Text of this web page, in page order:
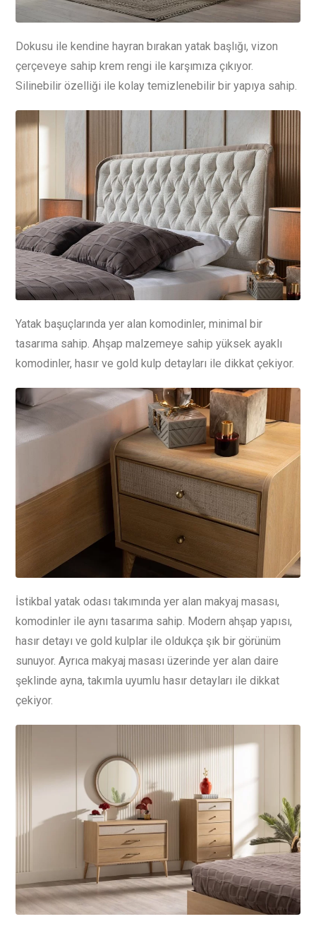
Dokusu ile kendine hayran bırakan yatak başlığı, vizon
çerçeveye sahip krem rengi ile karşımıza çıkıyor.
Silinebilir özelliği ile kolay temizlenebilir bir yapıya sahip.
Yatak başuçlarında yer alan komodinler, minimal bir
tasarıma sahip. Ahşap malzemeye sahip yüksek ayaklı
komodinler, hasır ve gold kulp detayları ile dikkat çekiyor.
İstikbal yatak odası takımında yer alan makyaj masası,
komodinler ile aynı tasarıma sahip. Modern ahşap yapısı,
hasır detayı ve gold kulplar ile oldukça şık bir görünüm
sunuyor. Ayrıca makyaj masası üzerinde yer alan daire
şeklinde ayna, takımla uyumlu hasır detayları ile dikkat
çekiyor.